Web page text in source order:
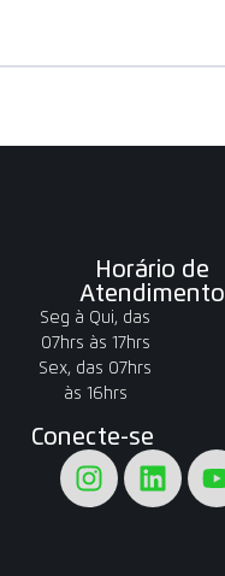
Conecte-se
Seg à Qui, das
07hrs às 17hrs
Sex, das 07hrs
às 16hrs
Horário de
Atendimento